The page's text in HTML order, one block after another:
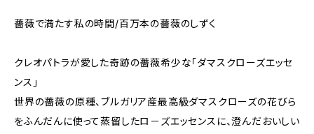
薔薇で満たす私の時間/百万本の薔薇のしずく
クレオパトラが愛した奇跡の薔薇希少な「ダマスクローズエッセ
ンス」
世界の薔薇の原種、ブルガリア産最高級ダマスクローズの花びら
をふんだんに使って蒸留したロ－ズエッセンスに、澄んだおいしい